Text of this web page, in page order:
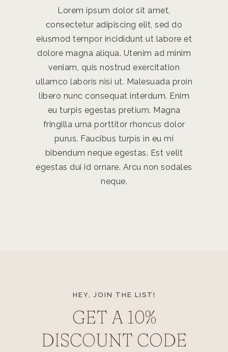
Lorem ipsum dolor sit amet,
consectetur adipiscing elit, sed do
eiusmod tempor incididunt ut labore et
dolore magna aliqua. Utenim ad minim
veniam, quis nostrud exercitation
ullamco laboris nisi ut. Malesuada proin
libero nunc consequat interdum. Enim
eu turpis egestas pretium. Magna
fringilla urna porttitor rhoncus dolor
purus. Faucibus turpis in eu mi
bibendum neque egestas. Est velit
egestas dui id ornare. Arcu non sodales
neque.
HEY, JOIN THE LIST!
GET A 10%
DISCOUNT CODE